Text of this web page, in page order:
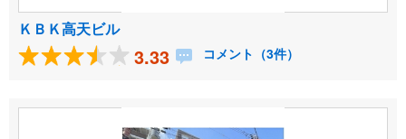
ＫＢＫ高天ビル
3.33 コメント（3件）